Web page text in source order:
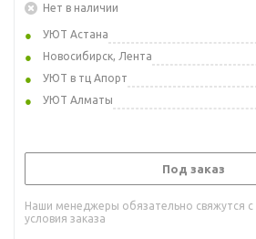
Нет в наличии
УЮТ Астана
Новосибирск, Лента
УЮТ в тц Апорт
УЮТ Алматы
Под заказ
Наши менеджеры обязательно свяжутся с
условия заказа